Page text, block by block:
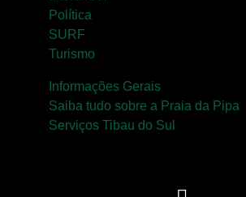
Política
SURF
Turismo
Informações Gerais
Saiba tudo sobre a Praia da Pipa
Serviços Tibau do Sul